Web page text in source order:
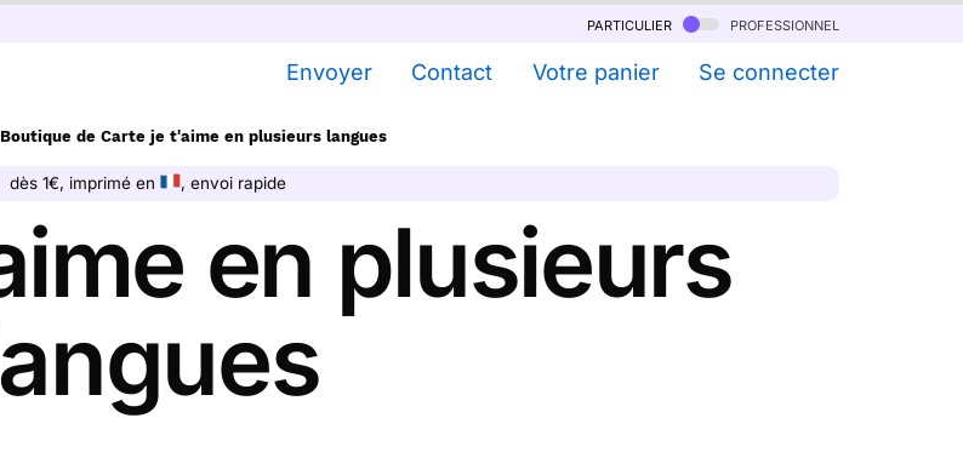
particulier professionnel
Envoyer Contact Votre panier Se connecter
Boutique de Carte je t'aime en plusieurs langues
dès 1€, imprimé en , envoi rapide
en plusieurs